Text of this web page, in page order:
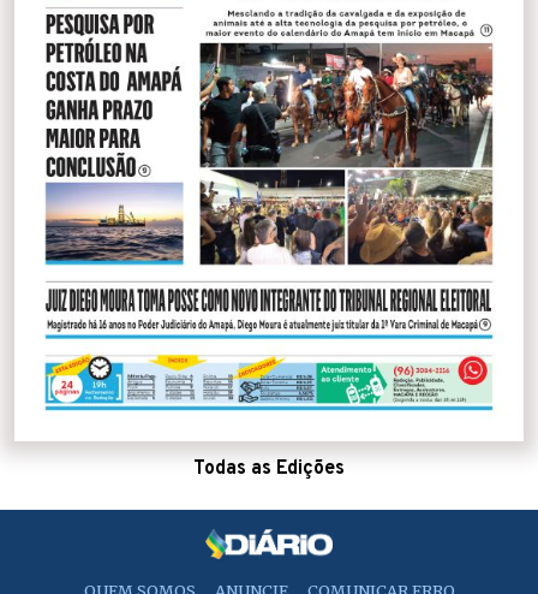
Todas as Edições
QUEM SOMOS ANUNCIE COMUNICAR ERRO